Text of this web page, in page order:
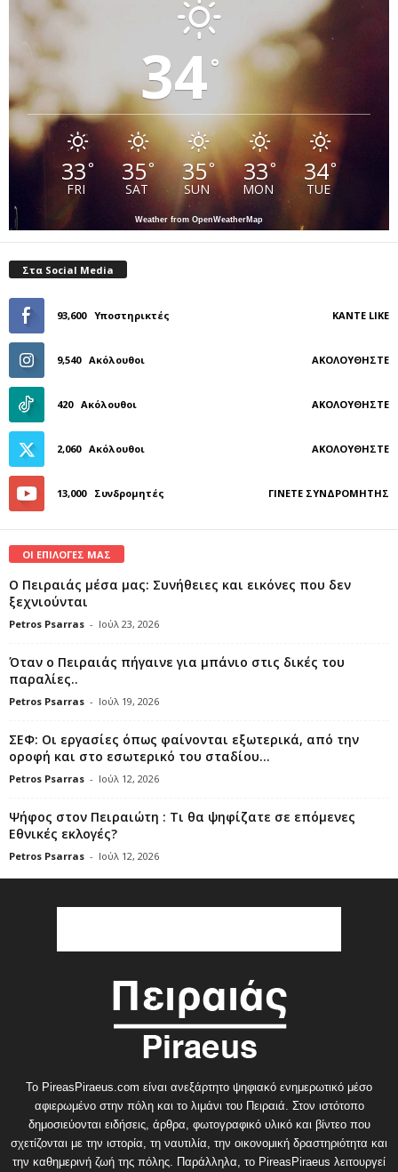
34°
33°
FRI
35°
SAT
35°
SUN
33°
MON
34°
TUE
Weather from OpenWeatherMap
Στα Social Media
93,600 Υποστηρικτές ΚΆΝΤΕ LIKE
9,540 Ακόλουθοι ΑΚΟΛΟΥΘΉΣΤΕ
420 Ακόλουθοι ΑΚΟΛΟΥΘΉΣΤΕ
2,060 Ακόλουθοι ΑΚΟΛΟΥΘΉΣΤΕ
13,000 Συνδρομητές ΓΊΝΕΤΕ ΣΥΝΔΡΟΜΗΤΉΣ
ΟΙ ΕΠΙΛΟΓΕΣ ΜΑΣ
Ο Πειραιάς μέσα μας: Συνήθειες και εικόνες που δεν
ξεχνιούνται
Petros Psarras - Ιούλ 23, 2026
Όταν ο Πειραιάς πήγαινε για μπάνιο στις δικές του
παραλίες..
Petros Psarras - Ιούλ 19, 2026
ΣΕΦ: Οι εργασίες όπως φαίνονται εξωτερικά, από την
οροφή και στο εσωτερικό του σταδίου...
Petros Psarras - Ιούλ 12, 2026
Ψήφος στον Πειραιώτη : Τι θα ψηφίζατε σε επόμενες
Εθνικές εκλογές?
Petros Psarras - Ιούλ 12, 2026
Το PireasPiraeus.com είναι ανεξάρτητο ψηφιακό ενημερωτικό μέσο
αφιερωμένο στην πόλη και το λιμάνι του Πειραιά. Στον ιστότοπο
δημοσιεύονται ειδήσεις, άρθρα, φωτογραφικό υλικό και βίντεο που
σχετίζονται με την ιστορία, τη ναυτιλία, την οικονομική δραστηριότητα και
την καθημερινή ζωή της πόλης. Παράλληλα, το PireasPiraeus λειτουργεί